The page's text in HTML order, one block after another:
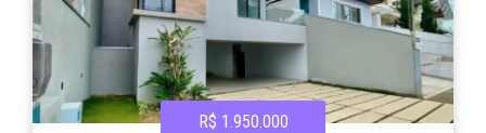
R$ 1.950.000